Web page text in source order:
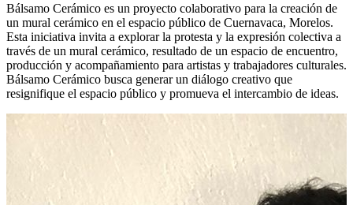
Bálsamo Cerámico es un proyecto colaborativo para la creación de
un mural cerámico en el espacio público de Cuernavaca, Morelos.
Esta iniciativa invita a explorar la protesta y la expresión colectiva a
través de un mural cerámico, resultado de un espacio de encuentro,
producción y acompañamiento para artistas y trabajadores culturales.
Bálsamo Cerámico busca generar un diálogo creativo que
resignifique el espacio público y promueva el intercambio de ideas.